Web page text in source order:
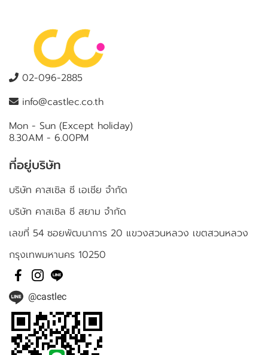
02-096-2885
info@castlec.co.th
Mon - Sun (Except holiday)
8.30AM - 6.00PM
ที่อยู่บริษัท
บริษัท คาสเซิล ซี เอเชีย จำกัด
บริษัท คาสเซิล ซี สยาม จำกัด
เลขที่ 54 ซอยพัฒนาการ 20 แขวงสวนหลวง เขตสวนหลวง
กรุงเทพมหานคร 10250
@castlec